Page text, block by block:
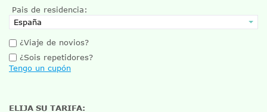
Pais de residencia:
¿Viaje de novios?
¿Sois repetidores?
Tengo un cupón
ELIJA SU TARIFA: